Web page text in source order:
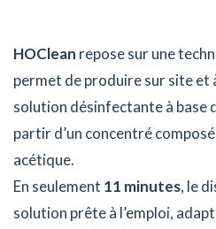
HOClean repose sur une
permet de produire sur site et
solution désinfectante à base
partir d’un concentré composé
acétique.
En seulement 11 minutes, le
solution prête à l’emploi,